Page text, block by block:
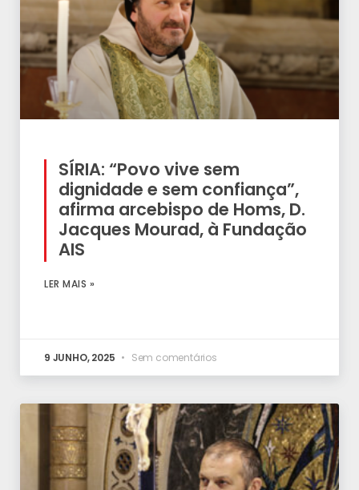
SÍRIA: “Povo vive sem
dignidade e sem confiança”,
afirma arcebispo de Homs, D.
Jacques Mourad, à Fundação
AIS
LER MAIS »
9 JUNHO, 2025 Sem comentários